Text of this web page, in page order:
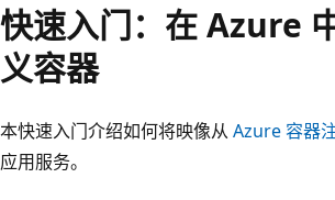
快速入门：在 Azure
义容器
本快速入门介绍如何将映像从 Azure 容器
应用服务。